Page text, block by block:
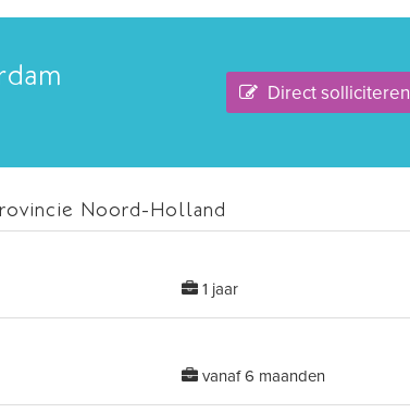
Direct solliciteren
Noord-Holland
1 jaar
vanaf 6 maanden